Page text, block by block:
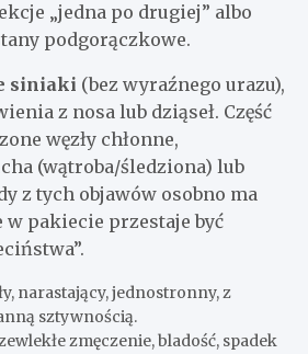
„jedna po drugiej” albo
podgorączkowe.
siniaki (bez wyraźnego urazu),
z nosa lub dziąseł. Część
węzły chłonne,
(wątroba/śledziona) lub
z tych objawów osobno ma
pakiecie przestaje być
narastający, jednostronny, z
sztywnością.
zmęczenie, bladość, spadek